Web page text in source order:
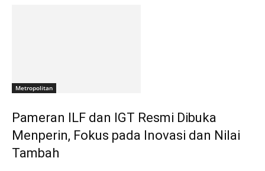
Metropolitan
Pameran ILF dan IGT Resmi Dibuka
Menperin, Fokus pada Inovasi dan Nilai
Tambah